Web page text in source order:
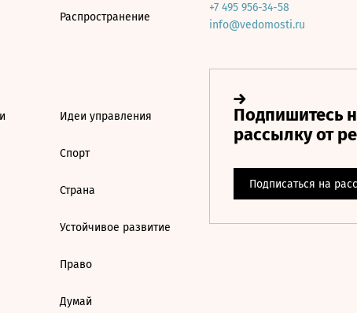
Распространение
Идеи управления
Спорт
Страна
Устойчивое развитие
Право
Думай
+7 495 956-34-58
info@vedomosti.ru